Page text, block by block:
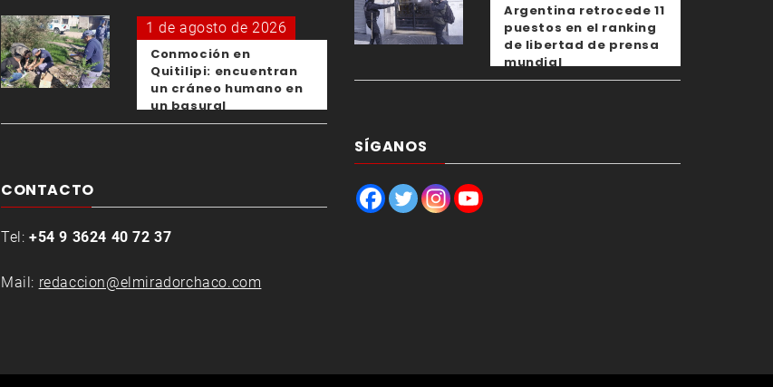
1 de agosto de 2026
Conmoción en
Quitilipi: encuentran
un cráneo humano en
un basural
CONTACTO
Tel: +54 9 3624 40 72 37
Mail: redaccion@elmiradorchaco.com
Argentina retrocede 11
puestos en el ranking
de libertad de prensa
mundial
SÍGANOS